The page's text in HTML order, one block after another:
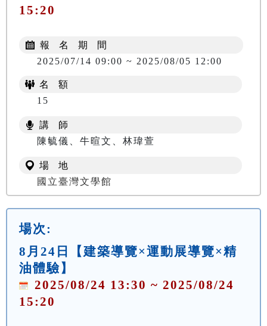
15:20
報 名 期 間
2025/07/14 09:00 ~ 2025/08/05 12:00
名 額
15
講 師
陳毓儀、牛暄文、林瑋萱
場 地
國立臺灣文學館
場次:
8月24日【建築導覽×運動展導覽×精
油體驗】
2025/08/24 13:30 ~ 2025/08/24
15:20